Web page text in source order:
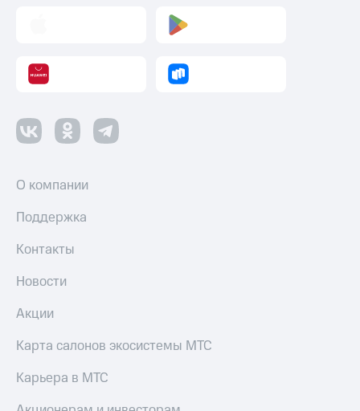
О компании
Поддержка
Контакты
Новости
Акции
Карта салонов экосистемы МТС
Карьера в МТС